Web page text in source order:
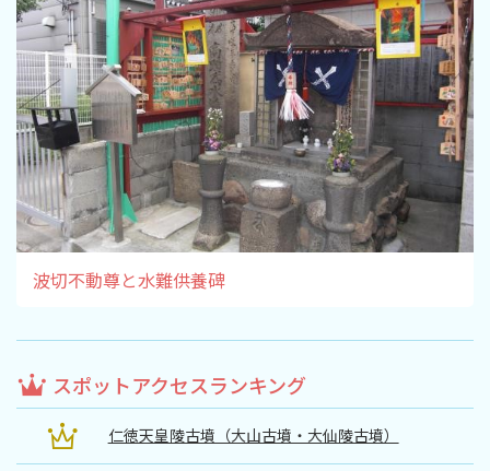
波切不動尊と水難供養碑
スポットアクセスランキング
仁徳天皇陵古墳（大山古墳・大仙陵古墳）